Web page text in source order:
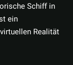
Schiff in
ein
Realität